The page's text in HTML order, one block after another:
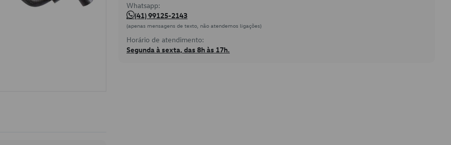
Whatsapp:
(41) 99125-2143
(apenas mensagens de texto, não atendemos ligações)
Horário de atendimento:
Segunda à sexta, das 8h às 17h.